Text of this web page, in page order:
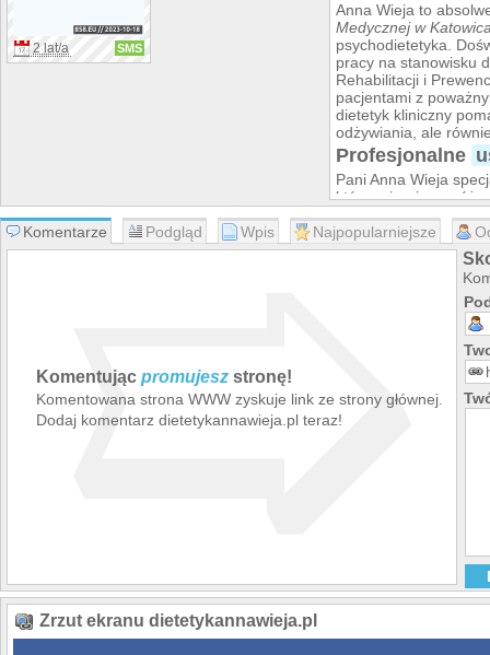
2 lat/a SMS
Anna Wieja to
Medycznej w
psychodietetyka.
pracy na stanowisku
Rehabilitacji i
pacjentami z
dietetyk kliniczny
odżywiania, ale
Profesjonalne
Pani Anna Wieja
którzy cierpią na
m.in.:
problemy
nadwaga
nadciśnienie
dna moczanowa
cukrzyca typu 2
insulinoodporność
niedoczynność
choroba
zaparcia
Komentarze Podgląd Wpis Najpopularniejsze
Komentując promujesz stronę!
Komentowana strona WWW zyskuje link ze strony głównej.
Dodaj komentarz dietetykannawieja.pl teraz!
➯
Zrzut ekranu dietetykannawieja.pl